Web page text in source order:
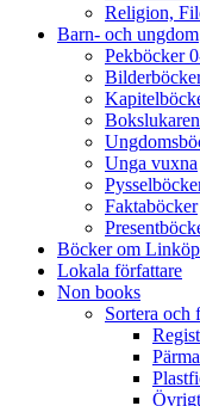
Religion,
Barn- och ungdom
Pekböcker
Unga vuxna
Faktaböcker
Böcker om
Lokala författare
Non books
Sortera och